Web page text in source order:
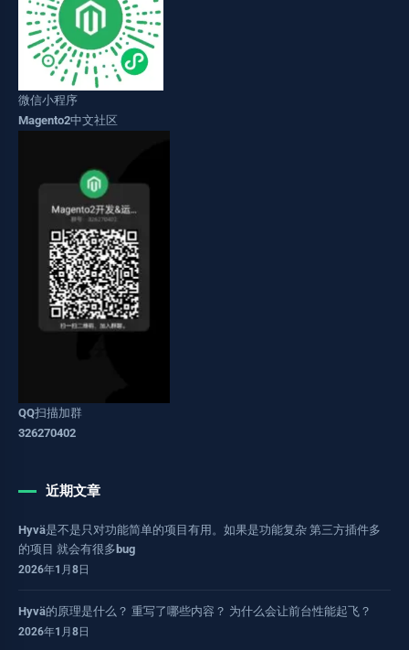
微信小程序
Magento2中文社区
QQ扫描加群
326270402
近期文章
Hyvä是不是只对功能简单的项目有用。如果是功能复杂 第三方插件多
的项目 就会有很多bug
2026年1月8日
Hyvä的原理是什么？ 重写了哪些内容？ 为什么会让前台性能起飞？
2026年1月8日